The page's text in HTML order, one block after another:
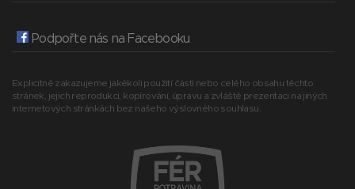
Podpořte nás na Facebooku
Explicitně zakazujeme jakékoli použití části nebo celého obsahu těchto
stránek, jejich reprodukci, kopírování, úpravu a zvláště prezentaci na jiných
internetových stránkách bez našeho výslovného souhlasu.